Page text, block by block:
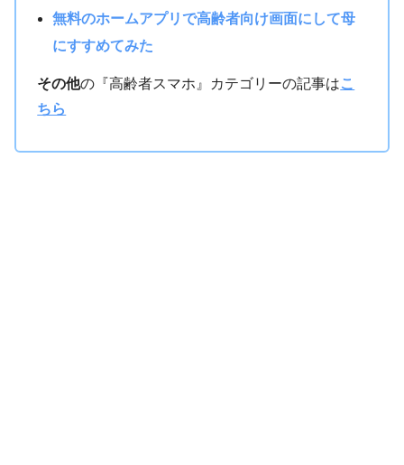
無料のホームアプリで高齢者向け画面にして母
にすすめてみた
その他の『高齢者スマホ』カテゴリーの記事はこ
ちら